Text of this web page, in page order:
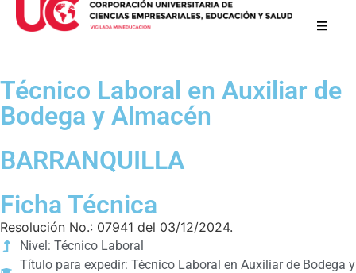
Técnico Laboral en Auxiliar de
Bodega y Almacén
BARRANQUILLA
Ficha Técnica
Resolución No.: 07941 del 03/12/2024.
Nivel: Técnico Laboral
Título para expedir: Técnico Laboral en Auxiliar de Bodega y